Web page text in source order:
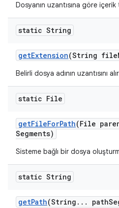
Dosyanın uzantısına göre içerik
static String
getExtension(String file
Belirli dosya adının uzantısını
static File
getFileForPath(File
Segments)
Sisteme bağlı bir dosya
static String
getPath(String . . . path